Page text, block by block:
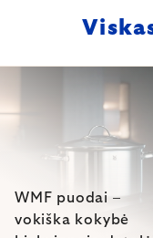
WMF puodai –
vokiška kokybė